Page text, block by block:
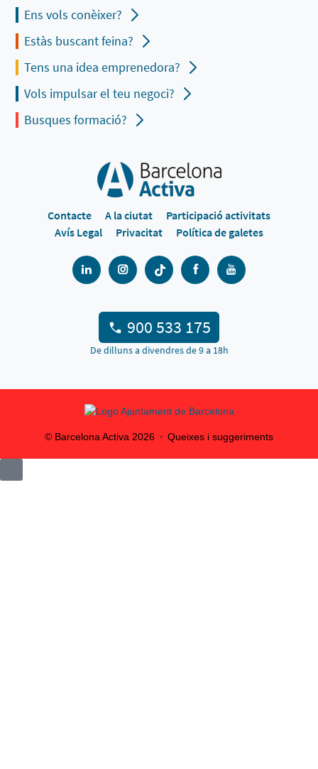
Ens vols conèixer?
Estàs buscant feina?
Tens una idea emprenedora?
Vols impulsar el teu negoci?
Busques formació?
Contacte A la ciutat
Participació activitats
Avís Legal
Privacitat Política de galetes
900 533 175
De dilluns a divendres de 9 a 18h
© Barcelona Activa 2026 Queixes i suggeriments